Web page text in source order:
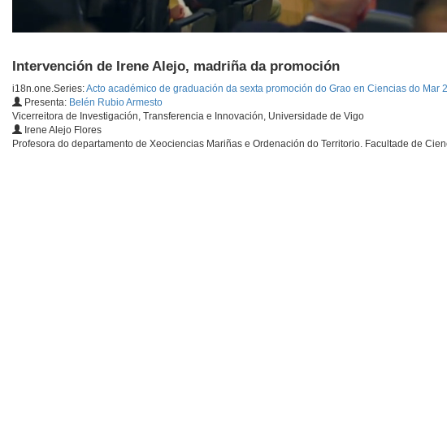
Intervención de Irene Alejo, madriña da promoción
i18n.one.Series:Acto académico de graduación da sexta promoción do Grao en Ciencias do Mar
Presenta: Belén Rubio Armesto
Vicerreitora de Investigación, Transferencia e Innovación, Universidade de Vigo
Irene Alejo Flores
Profesora do departamento de Xeociencias Mariñas e Ordenación do Territorio. Facultade de